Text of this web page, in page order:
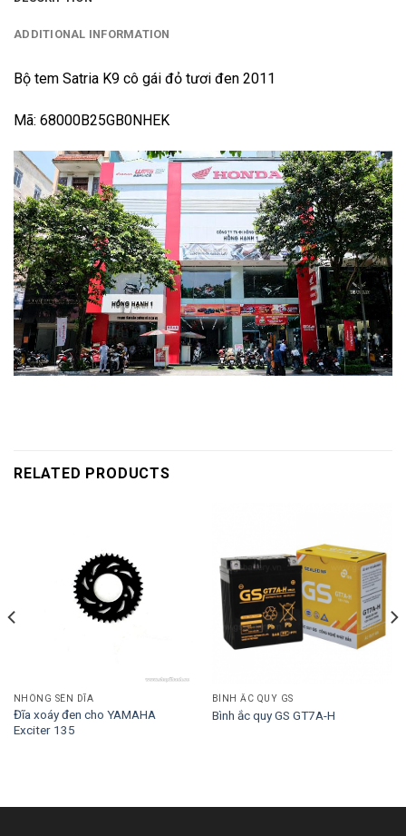
ADDITIONAL INFORMATION
Bộ tem Satria K9 cô gái đỏ tươi đen 2011
Mã: 68000B25GB0NHEK
RELATED PRODUCTS
NHÔNG SÊN DĨA
Đĩa xoáy đen cho YAMAHA
Exciter 135
BÌNH ẮC QUY GS
Bình ắc quy GS GT7A-H